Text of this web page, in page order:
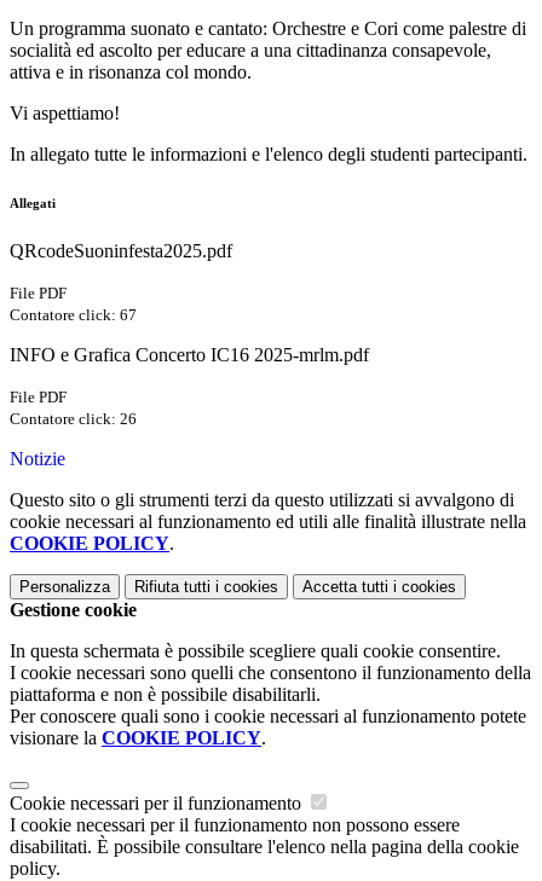
Un programma suonato e cantato: Orchestre e Cori come palestre di
socialità ed ascolto per educare a una cittadinanza consapevole,
attiva e in risonanza col mondo.
Vi aspettiamo!
In allegato tutte le informazioni e l'elenco degli studenti partecipanti.
Allegati
QRcodeSuoninfesta2025.pdf
File PDF
Contatore click: 67
INFO e Grafica Concerto IC16 2025-mrlm.pdf
File PDF
Contatore click: 26
Notizie
Questo sito o gli strumenti terzi da questo utilizzati si avvalgono di
cookie necessari al funzionamento ed utili alle finalità illustrate nella
COOKIE POLICY.
Personalizza Rifiuta tutti i cookies Accetta tutti i cookies
Gestione cookie
In questa schermata è possibile scegliere quali cookie consentire.
I cookie necessari sono quelli che consentono il funzionamento della
piattaforma e non è possibile disabilitarli.
Per conoscere quali sono i cookie necessari al funzionamento potete
visionare la COOKIE POLICY.
Cookie necessari per il funzionamento
I cookie necessari per il funzionamento non possono essere
disabilitati. È possibile consultare l'elenco nella pagina della cookie
policy.